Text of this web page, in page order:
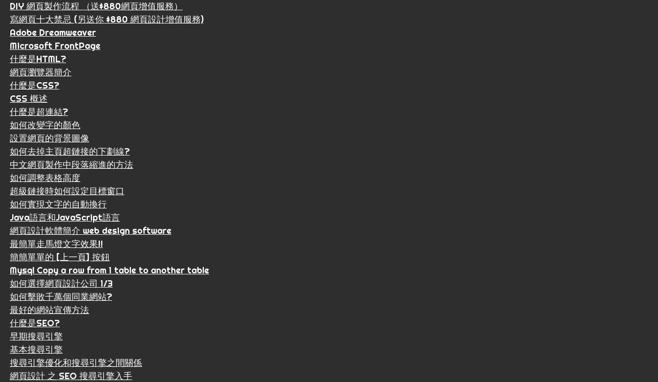
DIY 網頁製作流程 （送$880網頁增值服務）
寫網頁十大禁忌 (另送你 $880 網頁設計增值服務)
Adobe Dreamweaver
Microsoft FrontPage
什麼是HTML?
網頁瀏覽器簡介
什麼是CSS?
CSS 概述
什麼是超連結?
如何改變字的顏色
設置網頁的背景圖像
如何去掉主頁超鏈接的下劃線?
中文網頁製作中段落縮進的方法
如何調整表格高度
超級鏈接時如何設定目標窗口
如何實現文字的自動換行
Java語言和JavaScript語言
網頁設計軟體簡介 web design software
最簡單走馬燈文字效果!!
簡簡單單的 [上一頁] 按鈕
Mysql Copy a row from 1 table to another table
如何選擇網頁設計公司 1/3
如何擊敗千萬個同業網站?
最好的網站宣傳方法
什麼是SEO?
早期搜尋引擎
基本搜尋引擎
搜尋引擎優化和搜尋引擎之間關係
網頁設計 之 SEO 搜尋引擎入手